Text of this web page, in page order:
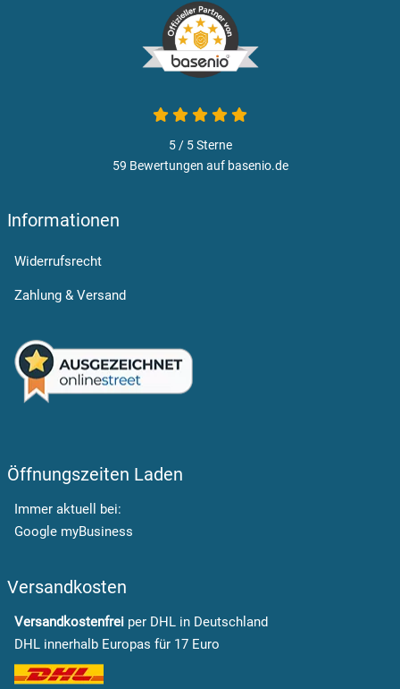
5 von 5
5 / 5Sterne
59 Bewertungen auf basenio.de
Informationen
Widerrufsrecht
Zahlung & Versand
Öffnungszeiten Laden
Immer aktuell bei:
Google myBusiness
Versandkosten
Versandkostenfrei per DHL in Deutschland
DHL innerhalb Europas für 17 Euro